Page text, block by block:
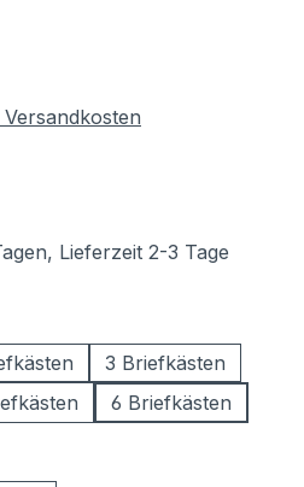
Lieferzeit 2-3 Tage
3 Briefkästen
6 Briefkästen